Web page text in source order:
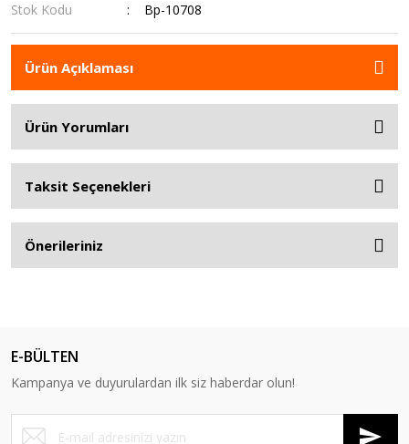
Stok Kodu
Bp-10708
Ürün Açıklaması
Ürün Yorumları
Taksit Seçenekleri
Önerileriniz
E-BÜLTEN
Kampanya ve duyurulardan ilk siz haberdar olun!